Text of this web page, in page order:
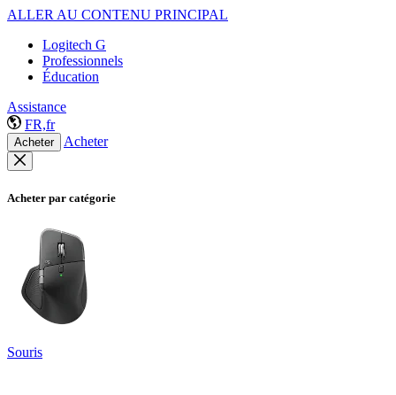
ALLER AU CONTENU PRINCIPAL
Logitech G
Professionnels
Éducation
Assistance
FR,fr
Acheter Acheter
Acheter par catégorie
Souris